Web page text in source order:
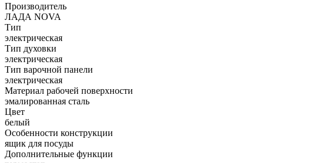
Производитель
ЛАДА NOVA
Тип
электрическая
Тип духовки
электрическая
Тип варочной панели
электрическая
Материал рабочей поверхности
эмалированная сталь
Цвет
белый
Особенности конструкции
ящик для посуды
Дополнительные функции